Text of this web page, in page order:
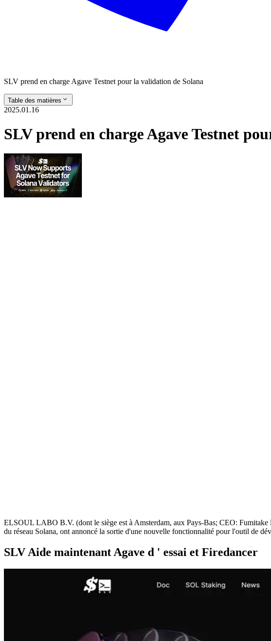
SLV prend en charge Agave Testnet pour la validation de Solana
Table des matières
2025.01.16
SLV prend en charge Agave Testnet
ELSOUL LABO B.V. (dont le siège est à Amsterdam, aux Pays-Bas; CEO:
du réseau Solana, ont annoncé la sortie d'une nouvelle fonctionnalité pour l'outil de
SLV Aide maintenant Agave d ' essai et Firedancer